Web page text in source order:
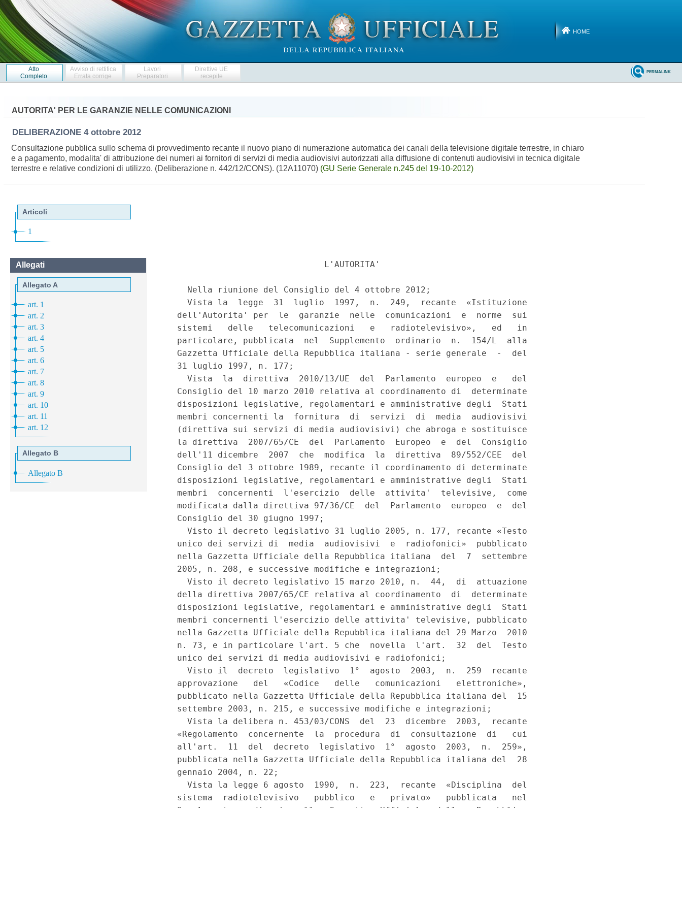
HOME
Atto
Completo
Avviso di rettifica
Errata corrige
Lavori
Preparatori
Direttive UE
recepite
PERMALINK
AUTORITA' PER LE GARANZIE NELLE COMUNICAZIONI
DELIBERAZIONE 4 ottobre 2012
Consultazione pubblica sullo schema di provvedimento recante il nuovo piano di numerazione automatica dei canali della televisione digitale terrestre, in chiaro
e a pagamento, modalita' di attribuzione dei numeri ai fornitori di servizi di media audiovisivi autorizzati alla diffusione di contenuti audiovisivi in tecnica digitale
terrestre e relative condizioni di utilizzo. (Deliberazione n. 442/12/CONS). (12A11070) (GU Serie Generale n.245 del 19-10-2012)